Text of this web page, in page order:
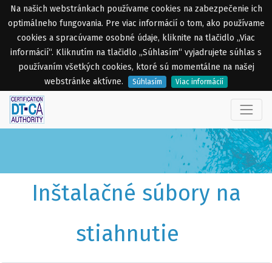
Na našich webstránkach používame cookies na zabezpečenie ich
optimálneho fungovania. Pre viac informácií o tom, ako používame
cookies a spracúvame osobné údaje, kliknite na tlačidlo „Viac
informácií“. Kliknutím na tlačidlo „Súhlasím“ vyjadrujete súhlas s
používaním všetkých cookies, ktoré sú momentálne na našej
webstránke aktívne.
Súhlasím Viac informácií
Inštalačné súbory na
stiahnutie